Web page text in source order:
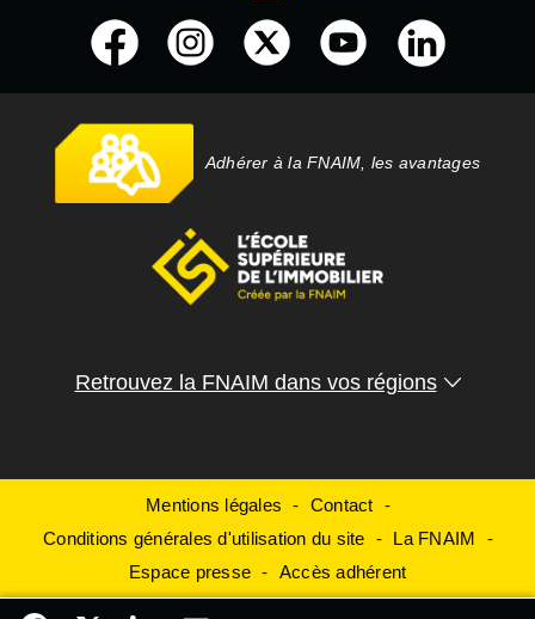
Adhérer à la FNAIM, les avantages
Retrouvez la FNAIM dans vos régions
Mentions légales
Contact
Conditions générales d'utilisation du site
La FNAIM
Espace presse
Accès adhérent